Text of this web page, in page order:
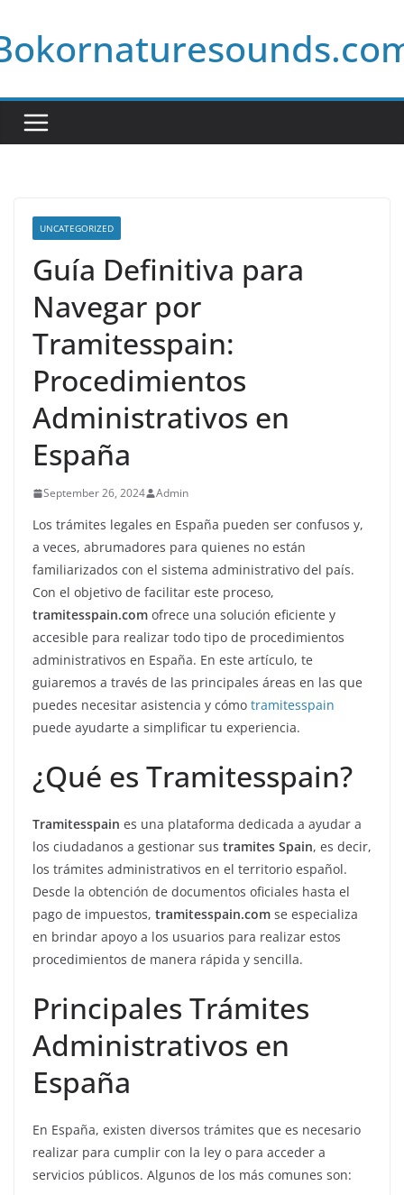
to
content
UNCATEGORIZED
Guía Definitiva para
Navegar por
Tramitesspain:
Procedimientos
Administrativos en
España
September 26, 2024 Admin
Los trámites legales en España pueden ser confusos y,
a veces, abrumadores para quienes no están
familiarizados con el sistema administrativo del país.
Con el objetivo de facilitar este proceso,
tramitesspain.com ofrece una solución eficiente y
accesible para realizar todo tipo de procedimientos
administrativos en España. En este artículo, te
guiaremos a través de las principales áreas en las que
puedes necesitar asistencia y cómo tramitesspain
puede ayudarte a simplificar tu experiencia.
¿Qué es Tramitesspain?
Tramitesspain es una plataforma dedicada a ayudar a
los ciudadanos a gestionar sus tramites Spain, es decir,
los trámites administrativos en el territorio español.
Desde la obtención de documentos oficiales hasta el
pago de impuestos, tramitesspain.com se especializa
en brindar apoyo a los usuarios para realizar estos
procedimientos de manera rápida y sencilla.
Principales Trámites
Administrativos en
España
En España, existen diversos trámites que es necesario
realizar para cumplir con la ley o para acceder a
servicios públicos. Algunos de los más comunes son: